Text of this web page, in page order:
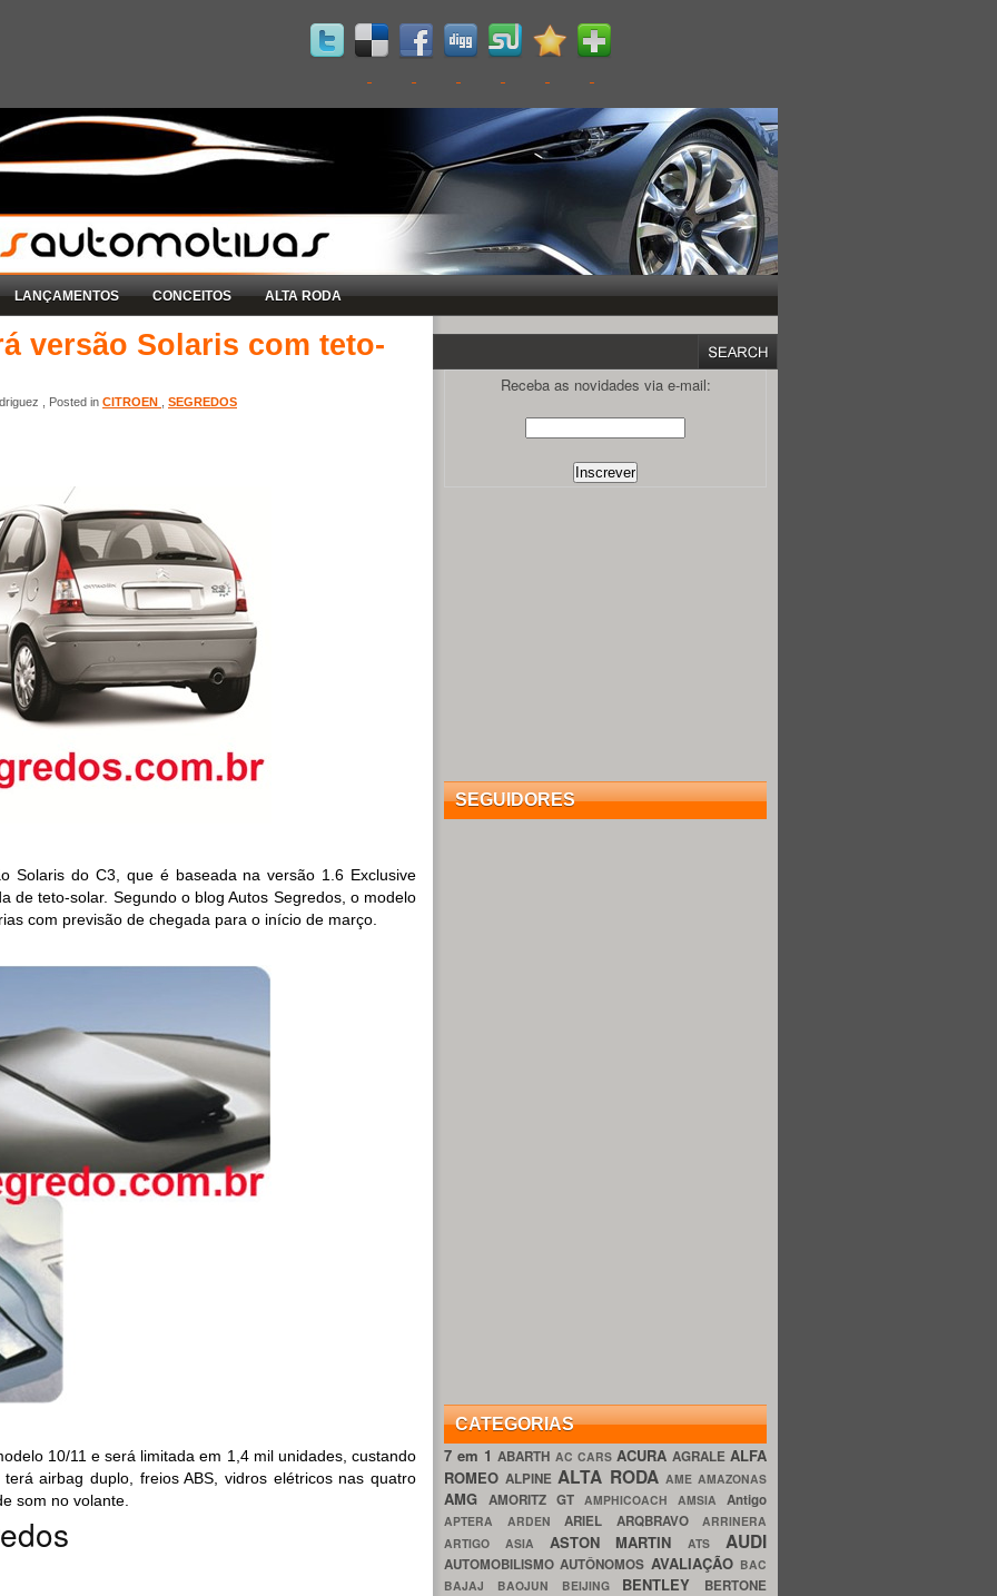
LANÇAMENTOS CONCEITOS ALTA RODA
versão Solaris com teto-
, Posted in CITROEN SEGREDOS
Solaris do C3, que é baseada na versão 1.6 Exclusive
de teto-solar. Segundo o blog Autos Segredos, o modelo
com previsão de chegada para o início de março.
10/11 e será limitada em 1,4 mil unidades, custando
airbag duplo, freios ABS, vidros elétricos nas quatro
som no volante.
Receba as novidades via e-mail:
SEGUIDORES
CATEGORIAS
7 em 1ABARTH AC CARS ACURA AGRALE ALFA
ROMEOALPINEALTA RODA AME AMAZONAS
AMG AMORITZ GT AMPHICOACH AMSIA Antigo
APTERA ARDEN ARIEL ARQBRAVO ARRINERA
ARTIGO ASIA ASTON MARTINATS AUDI
AUTOMOBILISMOAUTÔNOMOS AVALIAÇÃO BAC
BAJAJ BAOJUN BEIJING BENTLEY BERTONE